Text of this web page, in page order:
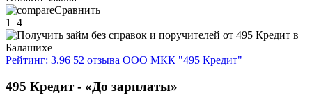
Сравнить
1
4
Рейтинг: 3.96 52 отзыва ООО МКК "495 Кредит"
495 Кредит - «До зарплаты»